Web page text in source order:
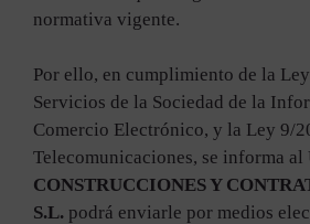
normativa vigente.
Por ello, en cumplimiento de la
Servicios de la Sociedad de la
Comercio Electrónico, y la Ley 9/
Telecomunicaciones, se informa al
CONSTRUCCIONES Y
S.L. podrá enviarle por medios